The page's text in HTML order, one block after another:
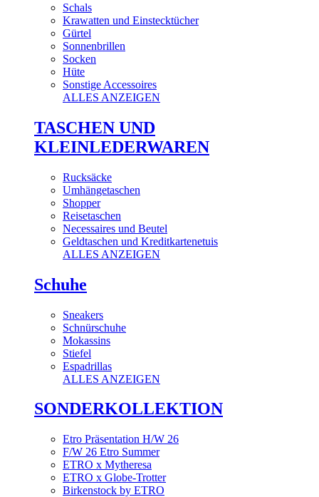
Schals
Krawatten und Einstecktücher
Gürtel
Sonnenbrillen
Socken
Hüte
Sonstige Accessoires
ALLES ANZEIGEN
TASCHEN UND
KLEINLEDERWAREN
Rucksäcke
Umhängetaschen
Shopper
Reisetaschen
Necessaires und Beutel
Geldtaschen und Kreditkartenetuis
ALLES ANZEIGEN
Schuhe
Sneakers
Schnürschuhe
Mokassins
Stiefel
Espadrillas
ALLES ANZEIGEN
SONDERKOLLEKTION
Etro Präsentation H/W 26
F/W 26 Etro Summer
ETRO x Mytheresa
ETRO x Globe-Trotter
Birkenstock by ETRO